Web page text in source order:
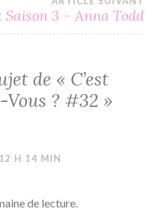
Saison 3 – Anna Todd
de « C’est
Vous ? #32 »
H 14 MIN
de lecture.